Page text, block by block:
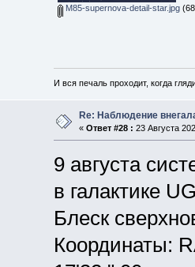
M85-supernova-detail-star.jpg
И вся печаль проходит, когда
Re: Наблюдение
« Ответ #28 : 23 Августа
9 августа
в галактике
Блеск
Координаты: